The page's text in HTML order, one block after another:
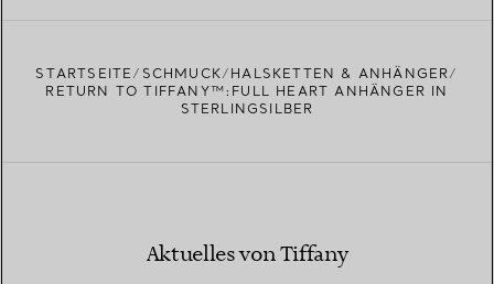
STARTSEITE SCHMUCK
HALSKETTEN & ANHÄNGER
RETURN TO TIFFANY™:FULL HEART ANHÄNGER IN
STERLINGSILBER
Aktuelles von Tiffany